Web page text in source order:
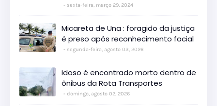
sexta-feira, março 29, 2024
Micareta de Una : foragido da justiça
é preso após reconhecimento facial
segunda-feira, agosto 03, 2026
Idoso é encontrado morto dentro de
ônibus da Rota Transportes
domingo, agosto 02, 2026